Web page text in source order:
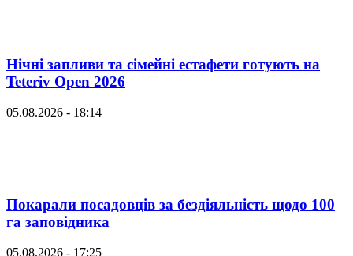
Нічні запливи та сімейні естафети готують на
Teteriv Open 2026
05.08.2026 - 18:14
Покарали посадовців за бездіяльність щодо 100
га заповідника
05.08.2026 - 17:25